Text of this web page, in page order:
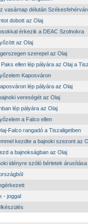
vasárnap délután
dobott az Olaj
érkezik a DEAC Szolnokra
az Olaj
szerepel az Olaj
ellen lép pályára az Olaj a
Kaposváron
lép pályára az Olaj
vereségét az Olaj
lép pályára az Olaj
a Falco ellen
Falco rangadó a Tiszaligetben
kezdte a bajnoki szezont az
a bajnokságban az Olaj
idényre szóló bérletek árusítása
- joggal